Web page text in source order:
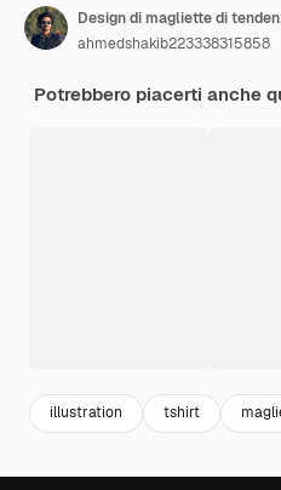
Design di magliette di
ahmedshakib223338315858
Potrebbero piacerti anche
illustration tshirt